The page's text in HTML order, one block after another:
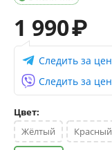
1 990₽
Следить за
Следить за
Цвет:
Жёлтый
Красный